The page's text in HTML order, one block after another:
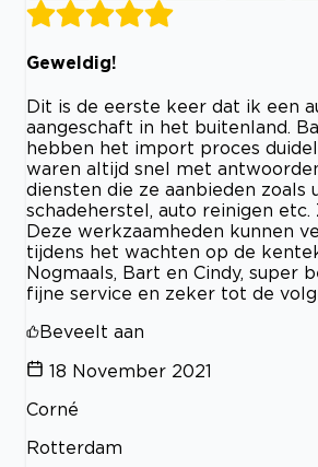
Geweldig!
Dit is de eerste keer dat ik een
aangeschaft in het buitenland.
hebben het import proces
waren altijd snel met
diensten die ze aanbieden zoals
schadeherstel, auto reinigen etc.
Deze werkzaamheden kunnen
tijdens het wachten op de
Nogmaals, Bart en Cindy, super
fijne service en zeker tot de
Beveelt aan
18 November 2021
Corné
Rotterdam